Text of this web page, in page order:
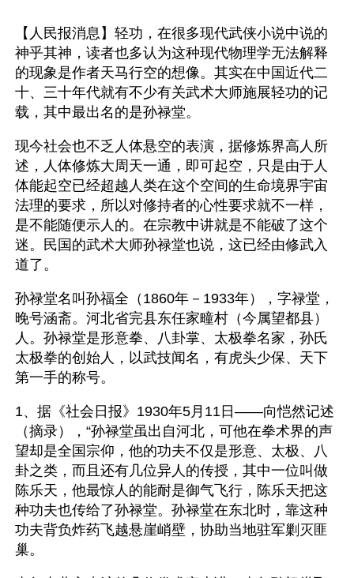
【人民报消息】轻功，在很多现代武侠小说中说的
神乎其神，读者也多认为这种现代物理学无法解释
的现象是作者天马行空的想像。其实在中国近代二
十、三十年代就有不少有关武术大师施展轻功的记
载，其中最出名的是孙禄堂。
现今社会也不乏人体悬空的表演，据修炼界高人所
述，人体修炼大周天一通，即可起空，只是由于人
体能起空已经超越人类在这个空间的生命境界宇宙
法理的要求，所以对修持者的心性要求就不一样，
是不能随便示人的。在宗教中讲就是不能破了这个
迷。民国的武术大师孙禄堂也说，这已经由修武入
道了。
孙禄堂名叫孙福全（1860年－1933年），字禄堂，
晚号涵斋。河北省完县东任家疃村（今属望都县）
人。孙禄堂是形意拳、八卦掌、太极拳名家，孙氏
太极拳的创始人，以武技闻名，有虎头少保、天下
第一手的称号。
1、据《社会日报》1930年5月11日——向恺然记述
（摘录），“孙禄堂虽出自河北，可他在拳术界的声
望却是全国宗仰，他的功夫不仅是形意、太极、八
卦之类，而且还有几位异人的传授，其中一位叫做
陈乐天，他最惊人的能耐是御气飞行，陈乐天把这
种功夫也传给了孙禄堂。孙禄堂在东北时，靠这种
功夫背负炸药飞越悬崖峭壁，协助当地驻军剿灭匪
巢。